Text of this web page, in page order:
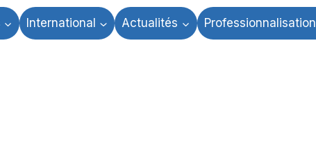
International Actualités Professionnalisation